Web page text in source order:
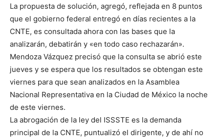
La propuesta de solución, agregó, reflejada en 8 puntos
que el gobierno federal entregó en días recientes a la
CNTE, es consultada ahora con las bases que la
analizarán, debatirán y «en todo caso rechazarán».
Mendoza Vázquez precisó que la consulta se abrió este
jueves y se espera que los resultados se obtengan este
viernes para que sean analizados en la Asamblea
Nacional Representativa en la Ciudad de México la noche
de este viernes.
La abrogación de la ley del ISSSTE es la demanda
principal de la CNTE, puntualizó el dirigente, y de ahí no